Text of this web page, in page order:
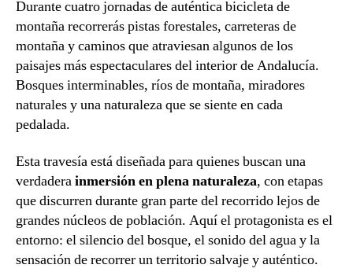
Durante cuatro jornadas de auténtica bicicleta de
montaña recorrerás pistas forestales, carreteras de
montaña y caminos que atraviesan algunos de los
paisajes más espectaculares del interior de Andalucía.
Bosques interminables, ríos de montaña, miradores
naturales y una naturaleza que se siente en cada
pedalada.
Esta travesía está diseñada para quienes buscan una
verdaderainmersión en plena naturaleza, con etapas
que discurren durante gran parte del recorrido lejos de
grandes núcleos de población. Aquí el protagonista es el
entorno: el silencio del bosque, el sonido del agua y la
sensación de recorrer un territorio salvaje y auténtico.